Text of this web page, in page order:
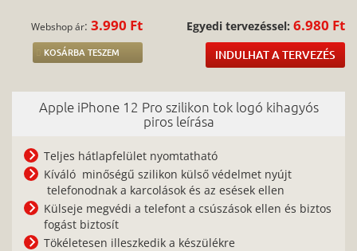
Webshop ár:3.990 Ft
KOSÁRBA TESZEM
Egyedi tervezéssel: 6.980 Ft
INDULHAT A TERVEZÉS
Apple iPhone 12 Pro szilikon tok logó kihagyós
piros leírása
Teljes hátlapfelület nyomtatható
Kíváló minőségű szilikon külső védelmet nyújt
telefonodnak a karcolások és az esések ellen
Külseje megvédi a telefont a csúszások ellen és biztos
fogást biztosít
Tökéletesen illeszkedik a készülékre